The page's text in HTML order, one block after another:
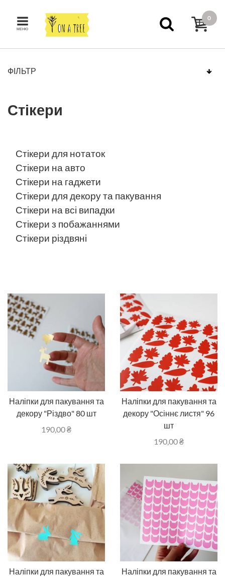
МЕНЮ
0
ФІЛЬТР
Стікери
Стікери для нотаток
Стікери на авто
Стікери на гаджети
Стікери для декору та пакування
Стікери на всі випадки
Стікери з побажаннями
Стікери різдвяні
Наліпки для пакування та
декору "Різдво" 80 шт
190,00₴
Наліпки для пакування та
декору "Осіннє листя" 96
шт
190,00₴
Наліпки для пакування та
Наліпки для пакування та